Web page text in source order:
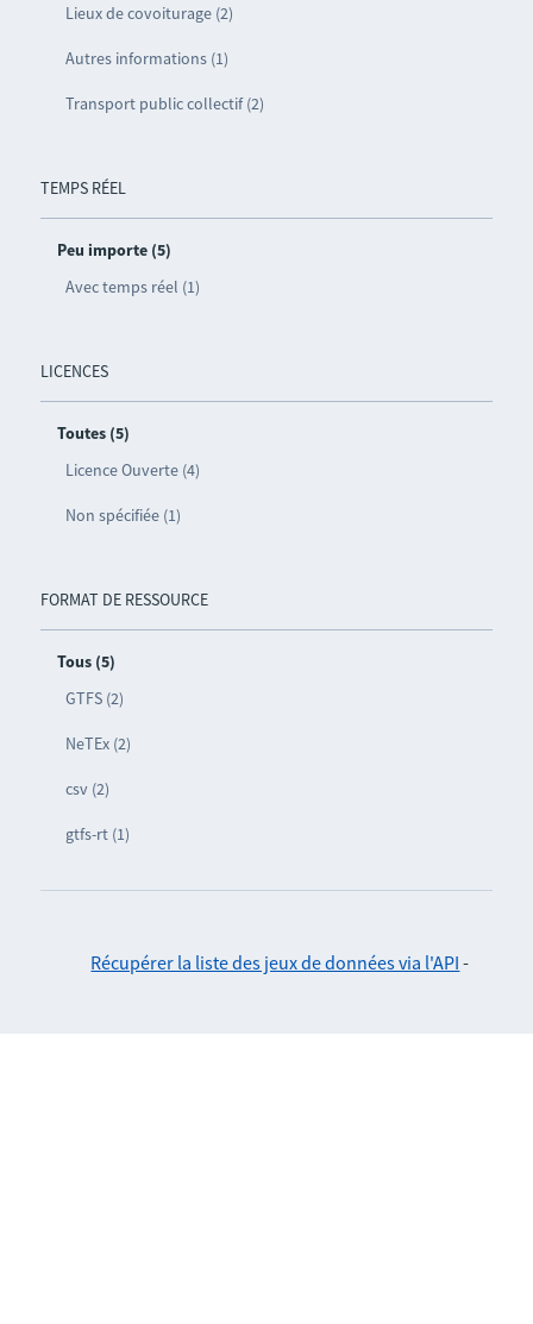
Lieux de covoiturage (2)
Autres informations (1)
Transport public collectif (2)
TEMPS RÉEL
Peu importe (5)
Avec temps réel (1)
LICENCES
Toutes (5)
Licence Ouverte (4)
Non spécifiée (1)
FORMAT DE RESSOURCE
Tous (5)
GTFS (2)
NeTEx (2)
csv (2)
gtfs-rt (1)
Récupérer la liste des jeux de données via l'API -